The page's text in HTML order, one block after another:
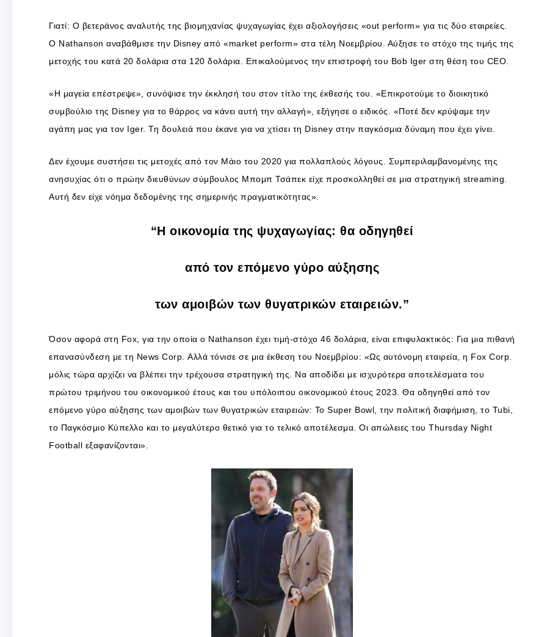
Γιατί: Ο βετεράνος αναλυτής της βιομηχανίας ψυχαγωγίας έχει αξιολογήσεις «out perform» για τις δύο εταιρείες.
Ο Nathanson αναβάθμισε την Disney από «market perform» στα τέλη Νοεμβρίου. Αύξησε το στόχο της τιμής της
μετοχής του κατά 20 δολάρια στα 120 δολάρια. Επικαλούμενος την επιστροφή του Bob Iger στη θέση του CEO.
«Η μαγεία επέστρεψε», συνόψισε την έκκλησή του στον τίτλο της έκθεσής του. «Επικροτούμε το διοικητικό
συμβούλιο της Disney για το θάρρος να κάνει αυτή την αλλαγή», εξήγησε ο ειδικός. «Ποτέ δεν κρύψαμε την
αγάπη μας για τον Iger. Τη δουλειά που έκανε για να χτίσει τη Disney στην παγκόσμια δύναμη που έχει γίνει.
Δεν έχουμε συστήσει τις μετοχές από τον Μάιο του 2020 για πολλαπλούς λόγους. Συμπεριλαμβανομένης της
ανησυχίας ότι ο πρώην διευθύνων σύμβουλος Μπομπ Τσάπεκ είχε προσκολληθεί σε μια στρατηγική streaming.
Αυτή δεν είχε νόημα δεδομένης της σημερινής πραγματικότητας».
“Η οικονομία της ψυχαγωγίας: θα οδηγηθεί
από τον επόμενο γύρο αύξησης
των αμοιβών των θυγατρικών εταιρειών.”
Όσον αφορά στη Fox, για την οποία ο Nathanson έχει τιμή-στόχο 46 δολάρια, είναι επιφυλακτικός: Για μια πιθανή
επανασύνδεση με τη News Corp. Αλλά τόνισε σε μια έκθεση του Νοεμβρίου: «Ως αυτόνομη εταιρεία, η Fox Corp.
μόλις τώρα αρχίζει να βλέπει την τρέχουσα στρατηγική της. Να αποδίδει με ισχυρότερα αποτελέσματα του
πρώτου τριμήνου του οικονομικού έτους και του υπόλοιπου οικονομικού έτους 2023. Θα οδηγηθεί από τον
επόμενο γύρο αύξησης των αμοιβών των θυγατρικών εταιρειών: Το Super Bowl, την πολιτική διαφήμιση, το Tubi,
το Παγκόσμιο Κύπελλο και το μεγαλύτερο θετικό για το τελικό αποτέλεσμα. Οι απώλειες του Thursday Night
Football εξαφανίζονται».